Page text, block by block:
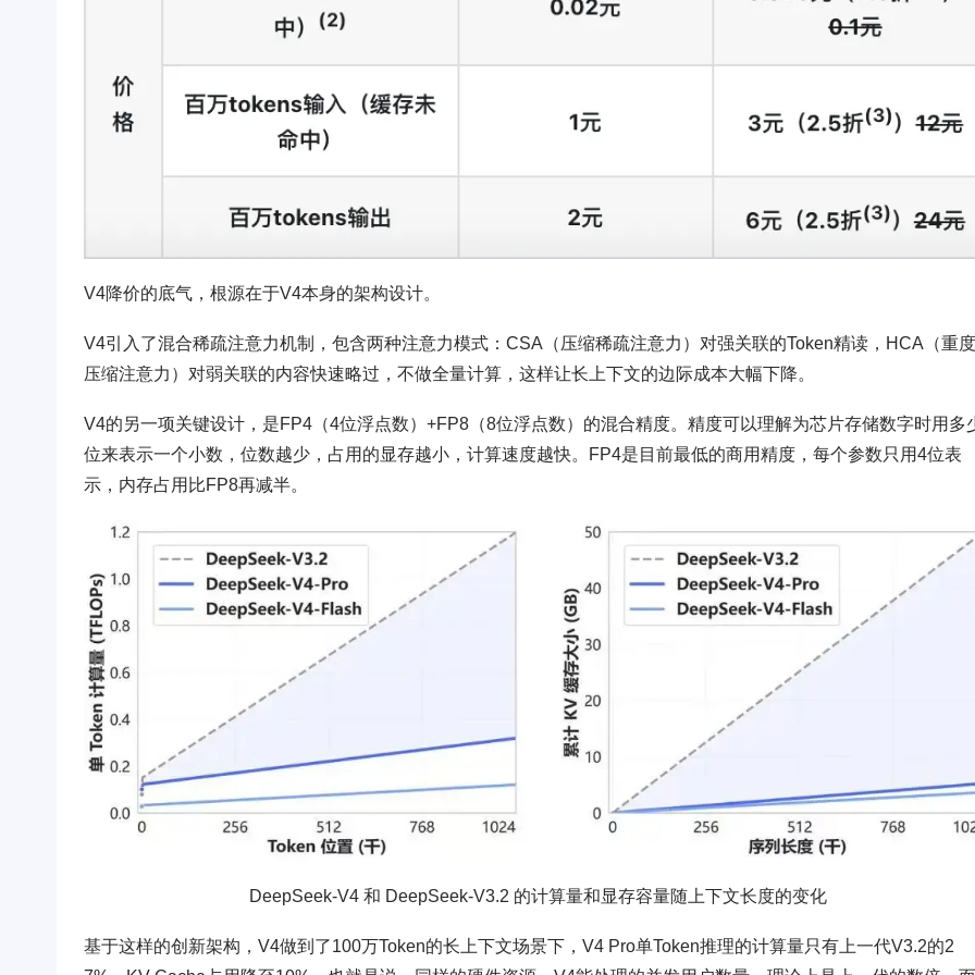
V4降价的底气，根源在于V4本身的架构设计。
V4引入了混合稀疏注意力机制，包含两种注意力模式：CSA（压缩稀疏注意力）对强关联的Token精读，HCA（重度
压缩注意力）对弱关联的内容快速略过，不做全量计算，这样让长上下文的边际成本大幅下降。
V4的另一项关键设计，是FP4（4位浮点数）+FP8（8位浮点数）的混合精度。精度可以理解为芯片存储数字时用多
位来表示一个小数，位数越少，占用的显存越小，计算速度越快。FP4是目前最低的商用精度，每个参数只用4位表
示，内存占用比FP8再减半。
DeepSeek-V4 和 DeepSeek-V3.2 的计算量和显存容量随上下文长度的变化
基于这样的创新架构，V4做到了100万Token的长上下文场景下，V4 Pro单Token推理的计算量只有上一代V3.2的2